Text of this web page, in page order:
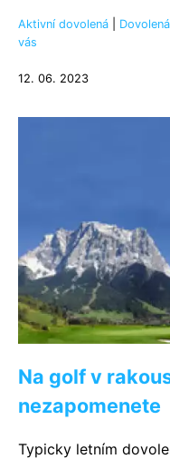
Aktivní dovolená
vás
12. 06. 2023
Na golf v
nezapomenete
Typicky letním